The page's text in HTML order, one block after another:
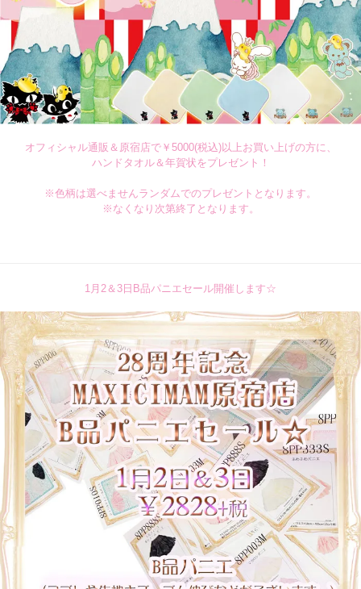
オフィシャル通販＆原宿店で￥5000(税込)以上お買い上げの方に、
ハンドタオル＆年賀状をプレゼント！
※色柄は選べませんランダムでのプレゼントとなります。
※なくなり次第終了となります。
1月2＆3日B品パニエセール開催します☆